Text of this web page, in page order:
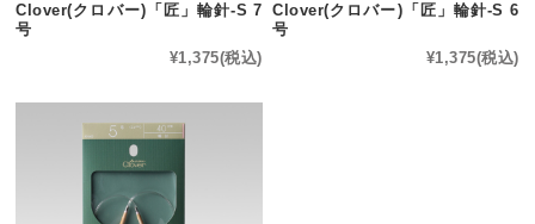
Clover(クロバー)「匠」輪針-S 7
号
¥1,375(税込)
Clover(クロバー)「匠」輪針-S 6
号
¥1,375(税込)